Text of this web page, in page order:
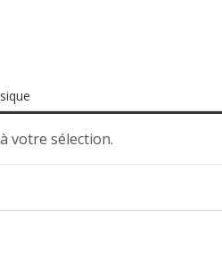
votre sélection.